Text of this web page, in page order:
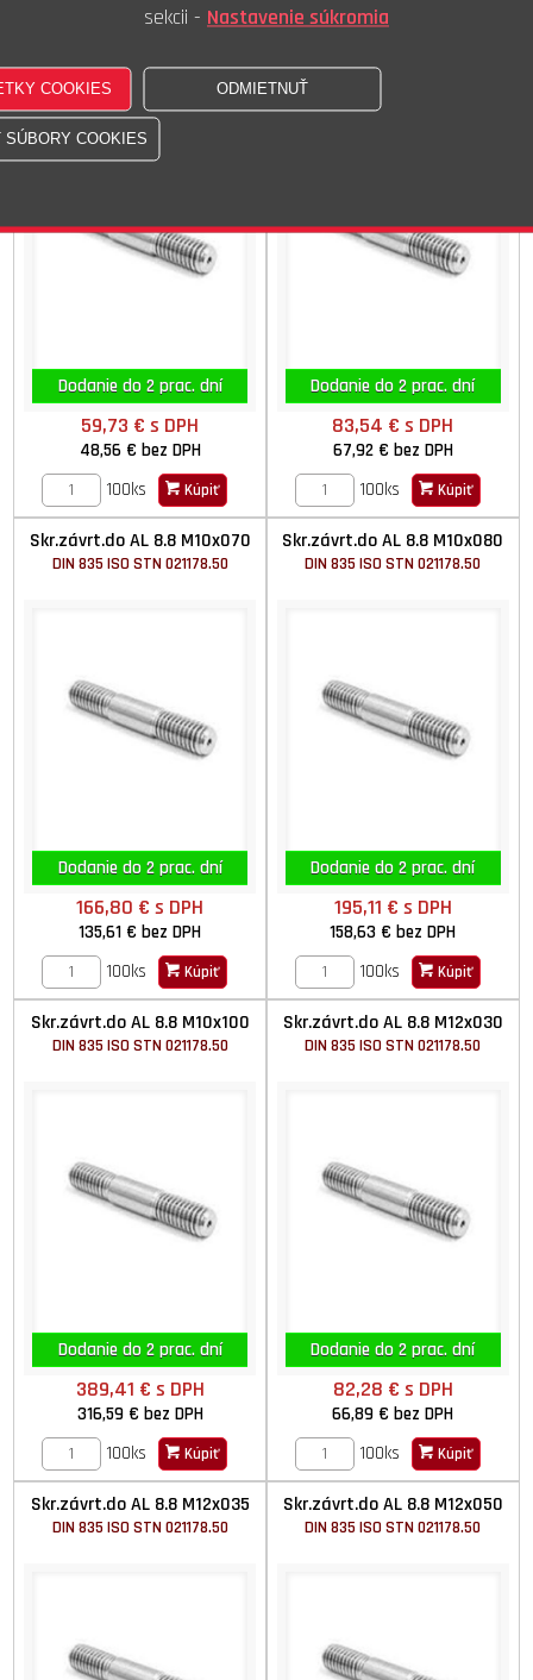
Kúpiť 100ks
DIN 835 ISO STN 021178.50
Dodanie do 2 prac. dní
59,73 €s DPH
48,56 € bez DPH
100ks
Kúpiť
DIN 835 ISO STN 021178.50
Dodanie do 2 prac. dní
83,54 €s DPH
67,92 € bez DPH
100ks
Kúpiť
Skr.závrt.do AL 8.8 M10x070
DIN 835 ISO STN 021178.50
Dodanie do 2 prac. dní
166,80 €s DPH
135,61 €bez DPH
100ks
Kúpiť
Skr.závrt.do AL 8.8 M10x080
DIN 835 ISO STN 021178.50
Dodanie do 2 prac. dní
195,11 € s DPH
158,63 €bez DPH
100ks
Kúpiť
Skr.závrt.do AL 8.8 M10x100
DIN 835 ISO STN 021178.50
Dodanie do 2 prac. dní
389,41 € s DPH
316,59 € bez DPH
100ks
Kúpiť
Skr.závrt.do AL 8.8 M12x030
DIN 835 ISO STN 021178.50
Dodanie do 2 prac. dní
82,28 € s DPH
66,89 €bez DPH
100ks
Kúpiť
Skr.závrt.do AL 8.8 M12x035
DIN 835 ISO STN 021178.50
Skr.závrt.do AL 8.8 M12x050
DIN 835 ISO STN 021178.50
sekcii - Nastavenie súkromia